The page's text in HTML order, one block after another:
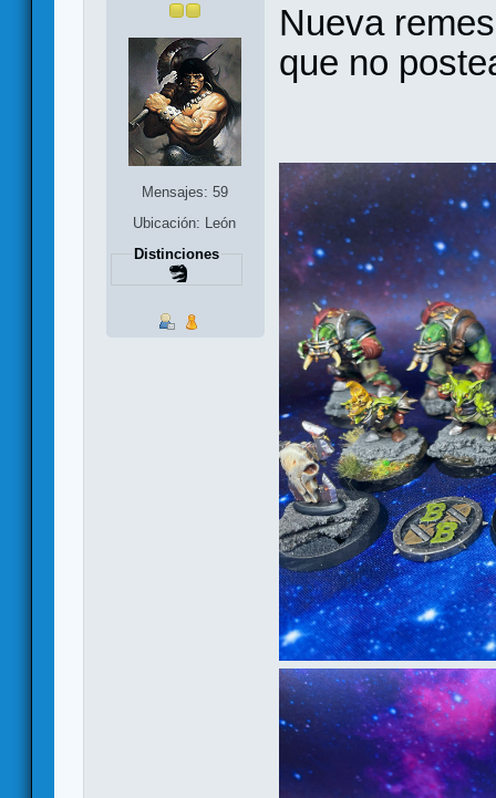
Mensajes: 59
Ubicación: León
Distinciones
Nueva
que no